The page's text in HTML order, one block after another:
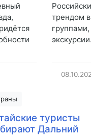
трендом
экскурсии.
туристы
Дальний